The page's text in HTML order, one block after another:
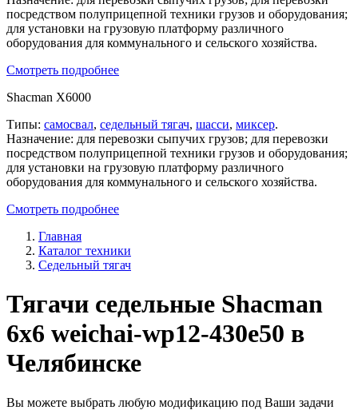
посредством полуприцепной техники грузов и оборудования;
для установки на грузовую платформу различного
оборудования для коммунального и сельского хозяйства.
Смотреть подробнее
Shacman X6000
Типы: самосвал, седельный тягач, шасси, миксер.
Назначение: для перевозки сыпучих грузов; для перевозки
посредством полуприцепной техники грузов и оборудования;
для установки на грузовую платформу различного
оборудования для коммунального и сельского хозяйства.
Смотреть подробнее
Главная
Каталог техники
Седельный тягач
Тягачи седельные Shacman
6x6 weichai-wp12-430e50 в
Челябинске
Вы можете выбрать любую модификацию под Ваши задачи